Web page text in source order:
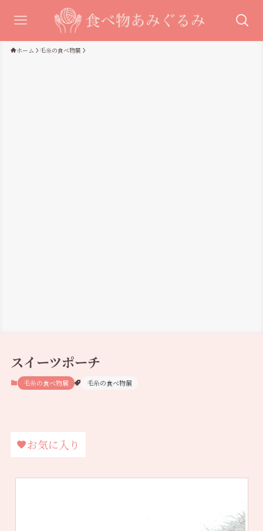
ホーム 毛糸の食べ物展
スイーツポーチ
毛糸の食べ物展 毛糸の食べ物展
お気に入り